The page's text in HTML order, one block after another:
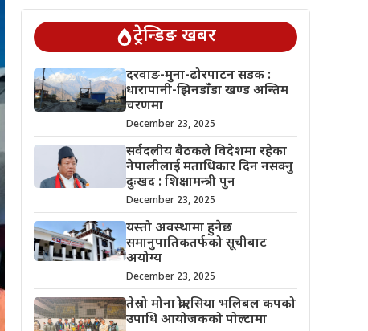
ट्रेन्डिङ खबर
दरवाङ-मुना-ढोरपाटन सडक :
धारापानी-झिनडाँडा खण्ड अन्तिम
चरणमा
December 23, 2025
सर्वदलीय बैठकले विदेशमा रहेका
नेपालीलाई मताधिकार दिन नसक्नु
दुःखद : शिक्षामन्त्री पुन
December 23, 2025
यस्तो अवस्थामा हुनेछ
समानुपातिकतर्फको सूचीबाट
अयोग्य
December 23, 2025
तेस्रो मोना क्रोएसिया भलिबल कपको
उपाधि आयोजकको पोल्टामा